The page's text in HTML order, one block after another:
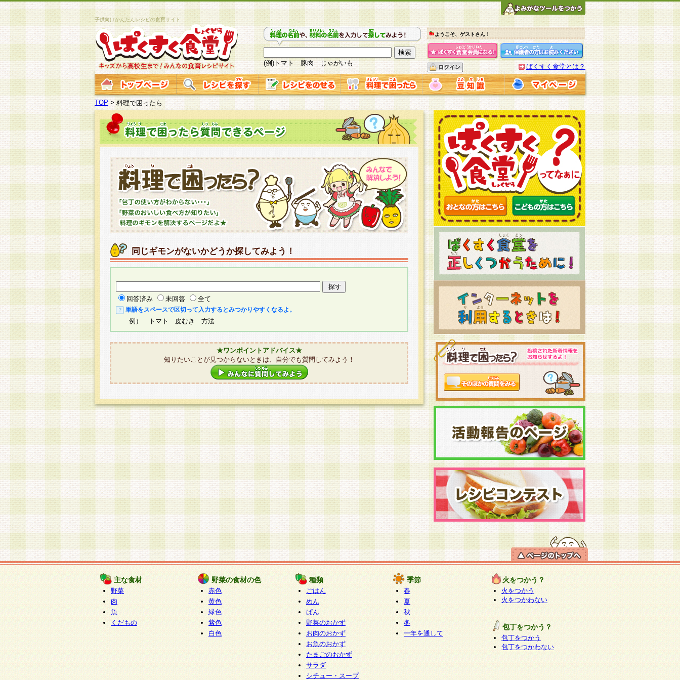
子供向けかんたんレシピの食育サイト
(例)トマト 豚肉 じゃがいも
ようこそ、ゲストさん！
ぱくすく食堂とは？
TOP > 料理で困ったら
同じギモンがないかどうか探してみよう！
回答済み 未回答 全て
単語をスペースで区切って入力するとみつかりやすくなるよ。
例） トマト 皮むき 方法
★ワンポイントアドバイス★
知りたいことが見つからないときは、自分でも質問してみよう！
主な食材
野菜
肉
魚
くだもの
野菜の食材の色
赤色
黄色
緑色
紫色
白色
種類
ごはん
めん
ぱん
野菜のおかず
お肉のおかず
お魚のおかず
たまごのおかず
サラダ
シチュー・スープ
季節
春
夏
秋
冬
一年を通して
火をつかう？
火をつかう
火をつかわない
包丁をつかう？
包丁をつかう
包丁をつかわない